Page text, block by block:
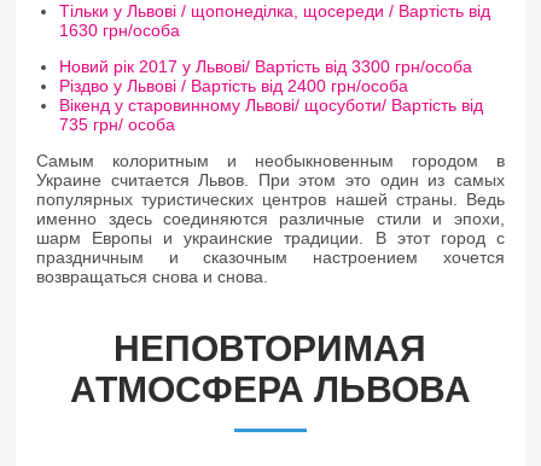
Тільки у Львові / щопонеділка, щосереди / Вартість від
1630 грн/особа
Новий рік 2017 у Львові/ Вартість від 3300 грн/особа
Різдво у Львові / Вартість від 2400 грн/особа
Вікенд у старовинному Львові/ щосуботи/ Вартість від
735 грн/ особа
Самым колоритным и необыкновенным городом в
Украине считается Львов. При этом это один из самых
популярных туристических центров нашей страны. Ведь
именно здесь соединяются различные стили и эпохи,
шарм Европы и украинские традиции. В этот город с
праздничным и сказочным настроением хочется
возвращаться снова и снова.
НЕПОВТОРИМАЯ
АТМОСФЕРА ЛЬВОВА